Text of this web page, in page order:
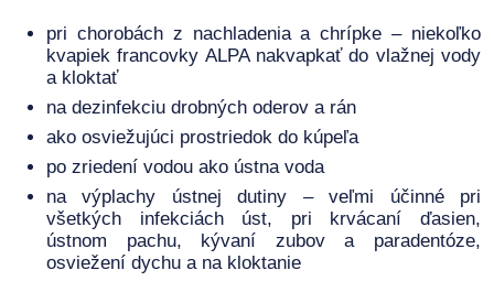
pri chorobách z nachladenia a chrípke – niekoľko
kvapiek francovky ALPA nakvapkať do vlažnej vody
a kloktať
na dezinfekciu drobných oderov a rán
ako osviežujúci prostriedok do kúpeľa
po zriedení vodou ako ústna voda
na výplachy ústnej dutiny – veľmi účinné pri
všetkých infekciách úst, pri krvácaní ďasien,
ústnom pachu, kývaní zubov a paradentóze,
osviežení dychu a na kloktanie